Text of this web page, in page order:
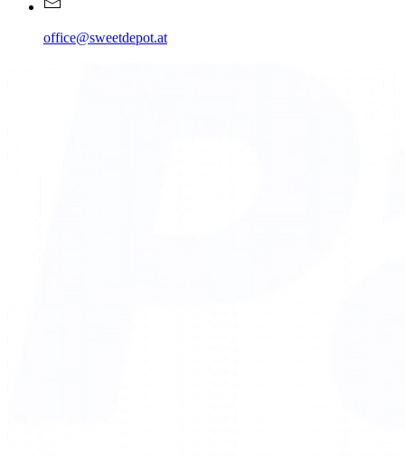
office@sweetdepot.at